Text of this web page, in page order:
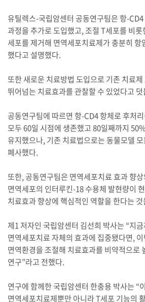
유틸렉스-국립암센터 공동연구팀은 항-
과정을 추가로 도입했고, 조절 T세포를 비
세포를 제거해 면역세포치료제가 충분히 항
했다고 설명했다.
또한 새로운 치료방법 도입으로 기존 치료
뛰어넘는 치료효과를 관찰할 수 있었다고
공동연구팀에 따르면 항-CD4 항체로 후처
모두 60일 시점에 생존했고 80일째까지
유지했으나, 기존 치료법으로는 동물모델
폐사했다.
또한, 공동연구팀은 면역세포치료 효과 향
면역세포의 인터루킨-18 수용체 발현량이
치료효과 향상에 핵심적인 역할을 한다는
제1 저자인 국립암센터 김선희 박사는 “지
면역세포치료 자체의 효과에 집중됐다면,
면역환경을 조절해 치료효과를 비약적으로
연구”라고 전했다.
연구에 함께한 국립암센터 한충용 박사는 “
면역세포치료제뿐만 아니라 T세포 기능의